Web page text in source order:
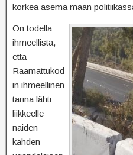
korkea asema maan
On todella
ihmeellistä,
että
Raamattukod
in ihmeellinen
tarina lähti
liikkeelle
näiden
kahden